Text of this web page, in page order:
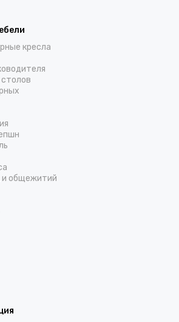
кресла
и общежитий